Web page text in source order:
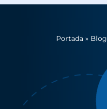
Portada » Blog